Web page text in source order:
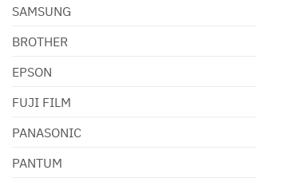
SAMSUNG
BROTHER
EPSON
FUJI FILM
PANASONIC
PANTUM